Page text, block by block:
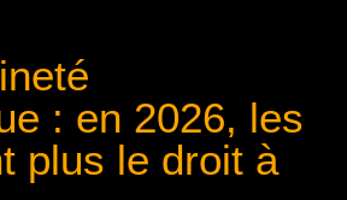
: en 2026, les
plus le droit à